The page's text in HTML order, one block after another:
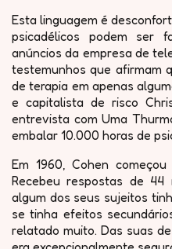
Esta linguagem é
psicadélicos podem ser
anúncios da empresa de
testemunhos que afirmam
de terapia em apenas
e capitalista de risco
entrevista com Uma
embalar 10.000 horas de
Em 1960, Cohen
Recebeu respostas de
algum dos seus sujeitos
se tinha efeitos
relatado muito. Das suas